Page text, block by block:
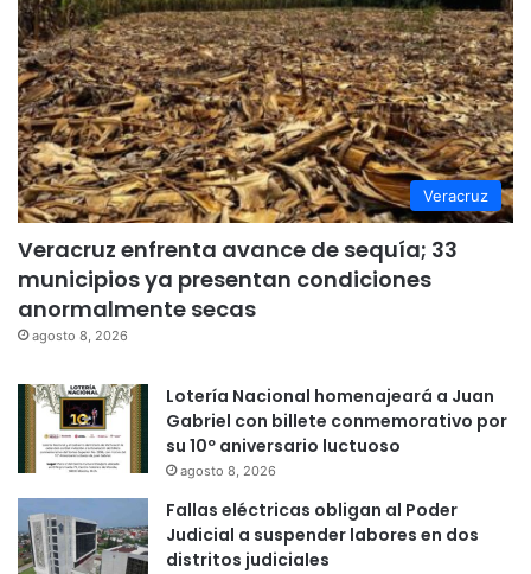
Veracruz
Veracruz enfrenta avance de sequía; 33
municipios ya presentan condiciones
anormalmente secas
agosto 8, 2026
Lotería Nacional homenajeará a Juan
Gabriel con billete conmemorativo por
su 10º aniversario luctuoso
agosto 8, 2026
Fallas eléctricas obligan al Poder
Judicial a suspender labores en dos
distritos judiciales